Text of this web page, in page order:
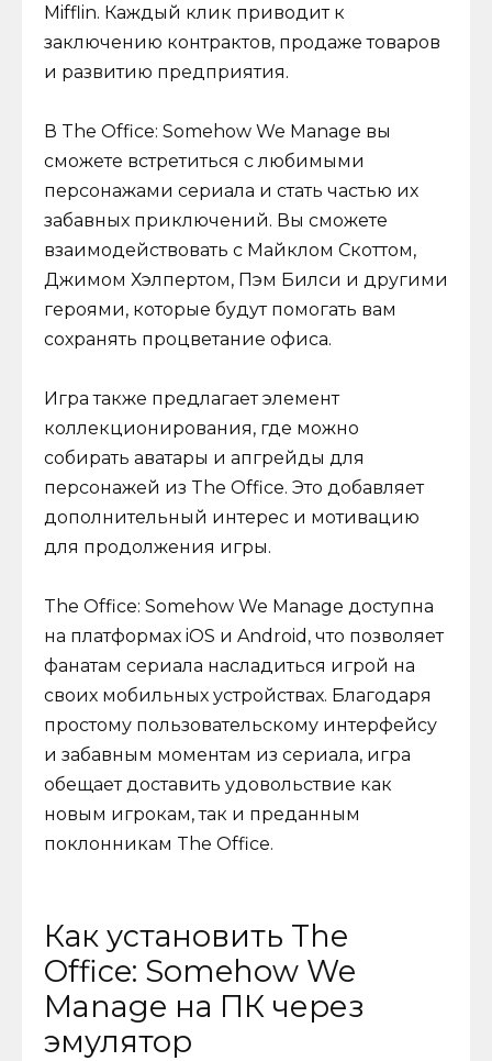
Mifflin. Каждый клик приводит к
заключению контрактов, продаже товаров
и развитию предприятия.
В The Office: Somehow We Manage вы
сможете встретиться с любимыми
персонажами сериала и стать частью их
забавных приключений. Вы сможете
взаимодействовать с Майклом Скоттом,
Джимом Хэлпертом, Пэм Билси и другими
героями, которые будут помогать вам
сохранять процветание офиса.
Игра также предлагает элемент
коллекционирования, где можно
собирать аватары и апгрейды для
персонажей из The Office. Это добавляет
дополнительный интерес и мотивацию
для продолжения игры.
The Office: Somehow We Manage доступна
на платформах iOS и Android, что позволяет
фанатам сериала насладиться игрой на
своих мобильных устройствах. Благодаря
простому пользовательскому интерфейсу
и забавным моментам из сериала, игра
обещает доставить удовольствие как
новым игрокам, так и преданным
поклонникам The Office.
Как установить The
Office: Somehow We
Manage на ПК через
эмулятор